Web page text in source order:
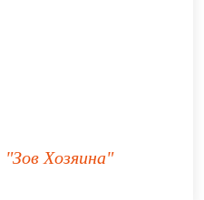
"Зов Хозяина"